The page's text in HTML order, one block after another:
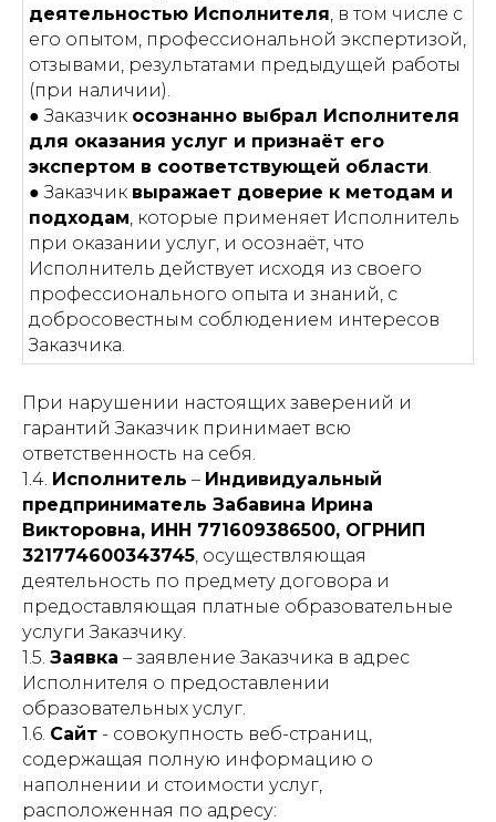
деятельностью Исполнителя, в том числе с
его опытом, профессиональной экспертизой,
отзывами, результатами предыдущей работы
(при наличии).
● Заказчик осознанно выбрал Исполнителя
для оказания услуг и признаёт его
экспертом в соответствующей области.
● Заказчик выражает доверие к методам и
подходам, которые применяет Исполнитель
при оказании услуг, и осознаёт, что
Исполнитель действует исходя из своего
профессионального опыта и знаний, с
добросовестным соблюдением интересов
Заказчика.
При нарушении настоящих заверений и
гарантий Заказчик принимает всю
ответственность на себя.
1.4. Исполнитель – Индивидуальный
предприниматель Забавина Ирина
Викторовна, ИНН 771609386500, ОГРНИП
321774600343745, осуществляющая
деятельность по предмету договора и
предоставляющая платные образовательные
услуги Заказчику.
1.5. Заявка – заявление Заказчика в адрес
Исполнителя о предоставлении
образовательных услуг.
1.6. Сайт - совокупность веб-страниц,
содержащая полную информацию о
наполнении и стоимости услуг,
расположенная по адресу: